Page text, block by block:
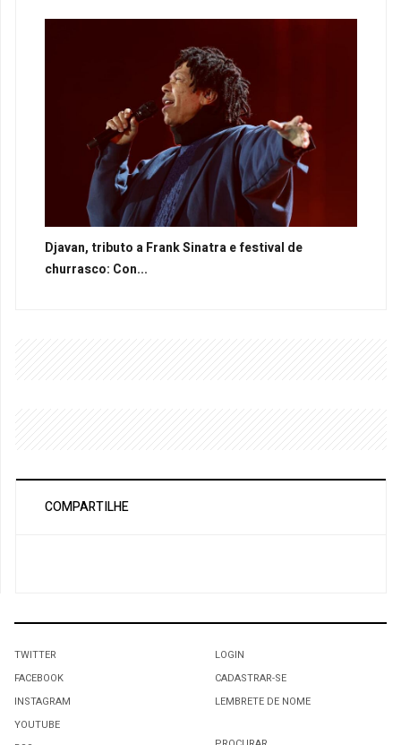
Djavan, tributo a Frank Sinatra e festival de
churrasco: Con...
COMPARTILHE
TWITTER
FACEBOOK
INSTAGRAM
YOUTUBE
LOGIN
CADASTRAR-SE
LEMBRETE DE NOME